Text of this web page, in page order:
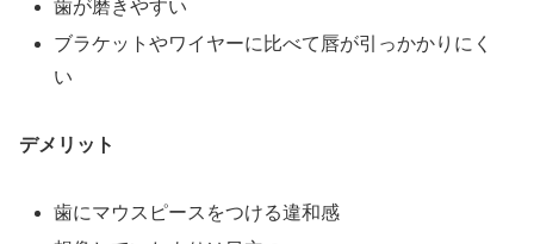
歯が磨きやすい
ブラケットやワイヤーに比べて唇が引っかかりにく
い
デメリット
歯にマウスピースをつける違和感